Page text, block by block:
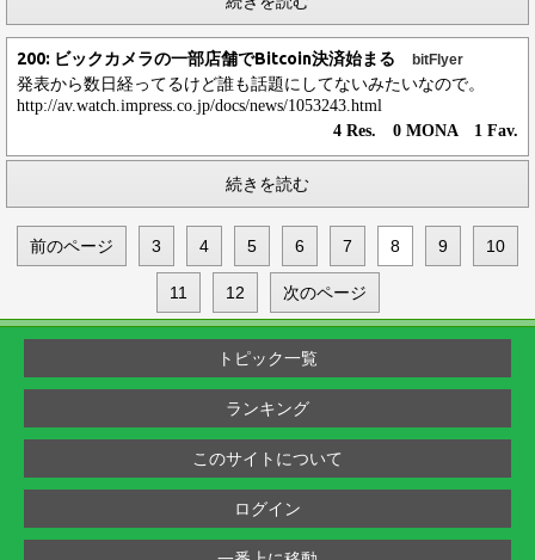
200: ビックカメラの一部店舗でBitcoin決済始まる bitFlyer
発表から数日経ってるけど誰も話題にしてないみたいなので。
http://av.watch.impress.co.jp/docs/news/1053243.html
4 Res. 0 MONA 1 Fav.
続きを読む
前のページ 3 4 5 6 7 8 9 10
11 12 次のページ
トピック一覧
ランキング
このサイトについて
ログイン